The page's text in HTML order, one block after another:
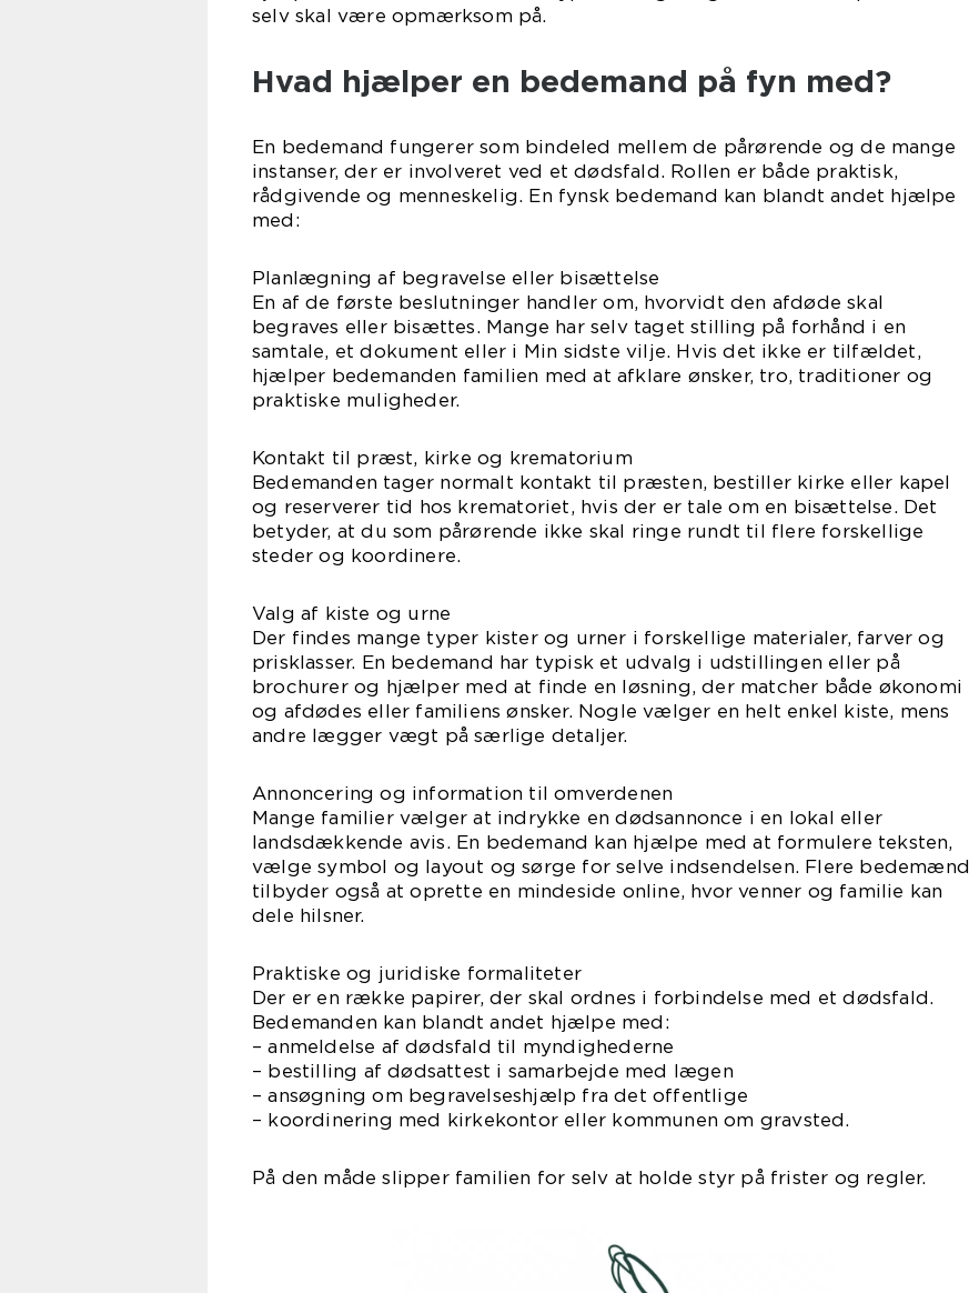
selv skal være opmærksom på.
Hvad hjælper en bedemand på fyn med?
En bedemand fungerer som bindeled mellem de pårørende og de mange
instanser, der er involveret ved et dødsfald. Rollen er både praktisk,
rådgivende og menneskelig. En fynsk bedemand kan blandt andet hjælpe
med:
Planlægning af begravelse eller bisættelse
En af de første beslutninger handler om, hvorvidt den afdøde skal
begraves eller bisættes. Mange har selv taget stilling på forhånd i en
samtale, et dokument eller i Min sidste vilje. Hvis det ikke er tilfældet,
hjælper bedemanden familien med at afklare ønsker, tro, traditioner og
praktiske muligheder.
Kontakt til præst, kirke og krematorium
Bedemanden tager normalt kontakt til præsten, bestiller kirke eller kapel
og reserverer tid hos krematoriet, hvis der er tale om en bisættelse. Det
betyder, at du som pårørende ikke skal ringe rundt til flere forskellige
steder og koordinere.
Valg af kiste og urne
Der findes mange typer kister og urner i forskellige materialer, farver og
prisklasser. En bedemand har typisk et udvalg i udstillingen eller på
brochurer og hjælper med at finde en løsning, der matcher både økonomi
og afdødes eller familiens ønsker. Nogle vælger en helt enkel kiste, mens
andre lægger vægt på særlige detaljer.
Annoncering og information til omverdenen
Mange familier vælger at indrykke en dødsannonce i en lokal eller
landsdækkende avis. En bedemand kan hjælpe med at formulere teksten,
vælge symbol og layout og sørge for selve indsendelsen. Flere bedemænd
tilbyder også at oprette en mindeside online, hvor venner og familie kan
dele hilsner.
Praktiske og juridiske formaliteter
Der er en række papirer, der skal ordnes i forbindelse med et dødsfald.
Bedemanden kan blandt andet hjælpe med:
– anmeldelse af dødsfald til myndighederne
– bestilling af dødsattest i samarbejde med lægen
– ansøgning om begravelseshjælp fra det offentlige
– koordinering med kirkekontor eller kommunen om gravsted.
På den måde slipper familien for selv at holde styr på frister og regler.